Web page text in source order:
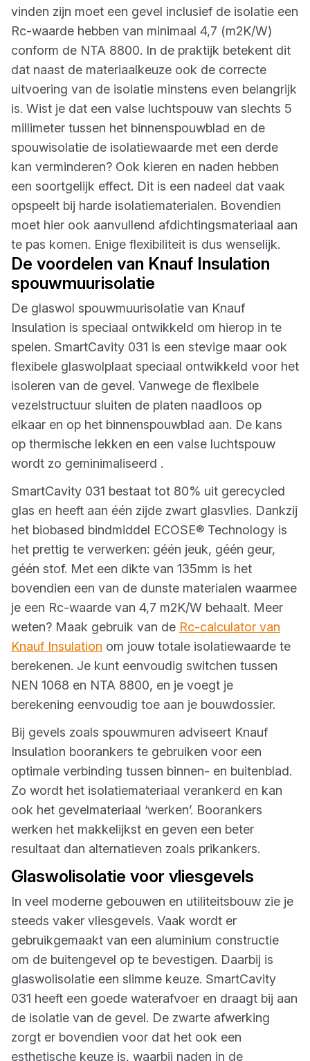
vinden zijn moet een gevel inclusief de isolatie een
Rc-waarde hebben van minimaal 4,7 (m2K/W)
conform de NTA 8800. In de praktijk betekent dit
dat naast de materiaalkeuze ook de correcte
uitvoering van de isolatie minstens even belangrijk
is. Wist je dat een valse luchtspouw van slechts 5
millimeter tussen het binnenspouwblad en de
spouwisolatie de isolatiewaarde met een derde
kan verminderen? Ook kieren en naden hebben
een soortgelijk effect. Dit is een nadeel dat vaak
opspeelt bij harde isolatiematerialen. Bovendien
moet hier ook aanvullend afdichtingsmateriaal aan
te pas komen. Enige flexibiliteit is dus wenselijk.
De voordelen van Knauf Insulation
spouwmuurisolatie
De glaswol spouwmuurisolatie van Knauf
Insulation is speciaal ontwikkeld om hierop in te
spelen. SmartCavity 031 is een stevige maar ook
flexibele glaswolplaat speciaal ontwikkeld voor het
isoleren van de gevel. Vanwege de flexibele
vezelstructuur sluiten de platen naadloos op
elkaar en op het binnenspouwblad aan. De kans
op thermische lekken en een valse luchtspouw
wordt zo geminimaliseerd .
SmartCavity 031 bestaat tot 80% uit gerecycled
glas en heeft aan één zijde zwart glasvlies. Dankzij
het biobased bindmiddel ECOSE® Technology is
het prettig te verwerken: géén jeuk, géén geur,
géén stof. Met een dikte van 135mm is het
bovendien een van de dunste materialen waarmee
je een Rc-waarde van 4,7 m2K/W behaalt. Meer
weten? Maak gebruik van de Rc-calculator van
Knauf Insulation om jouw totale isolatiewaarde te
berekenen. Je kunt eenvoudig switchen tussen
NEN 1068 en NTA 8800, en je voegt je
berekening eenvoudig toe aan je bouwdossier.
Bij gevels zoals spouwmuren adviseert Knauf
Insulation boorankers te gebruiken voor een
optimale verbinding tussen binnen- en buitenblad.
Zo wordt het isolatiemateriaal verankerd en kan
ook het gevelmateriaal ‘werken’. Boorankers
werken het makkelijkst en geven een beter
resultaat dan alternatieven zoals prikankers.
Glaswolisolatie voor vliesgevels
In veel moderne gebouwen en utiliteitsbouw zie je
steeds vaker vliesgevels. Vaak wordt er
gebruikgemaakt van een aluminium constructie
om de buitengevel op te bevestigen. Daarbij is
glaswolisolatie een slimme keuze. SmartCavity
031 heeft een goede waterafvoer en draagt bij aan
de isolatie van de gevel. De zwarte afwerking
zorgt er bovendien voor dat het ook een
esthetische keuze is, waarbij naden in de